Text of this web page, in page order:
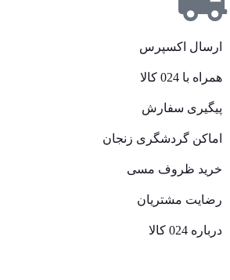
ارسال اکسپرس
همراه با 024 کالا
پیگیری سفارش
اماکن گردشگری زنجان
خرید ظروف مسی
رضایت مشتریان
درباره 024 کالا